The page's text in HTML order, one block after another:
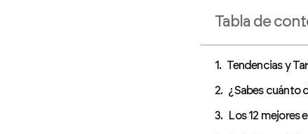
Tabla de
Tendencias y
¿Sabes cuánto
Los 12 mejores